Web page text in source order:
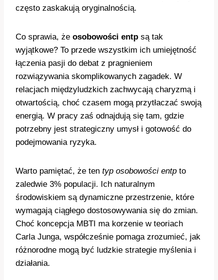
często zaskakują oryginalnością.
Co sprawia, że osobowości entp są tak
wyjątkowe? To przede wszystkim ich umiejętność
łączenia pasji do debat z pragnieniem
rozwiązywania skomplikowanych zagadek. W
relacjach międzyludzkich zachwycają charyzmą i
otwartością, choć czasem mogą przytłaczać swoją
energią. W pracy zaś odnajdują się tam, gdzie
potrzebny jest strategiczny umysł i gotowość do
podejmowania ryzyka.
Warto pamiętać, że ten typ osobowości entp to
zaledwie 3% populacji. Ich naturalnym
środowiskiem są dynamiczne przestrzenie, które
wymagają ciągłego dostosowywania się do zmian.
Choć koncepcja MBTI ma korzenie w teoriach
Carla Junga, współcześnie pomaga zrozumieć, jak
różnorodne mogą być ludzkie strategie myślenia i
działania.